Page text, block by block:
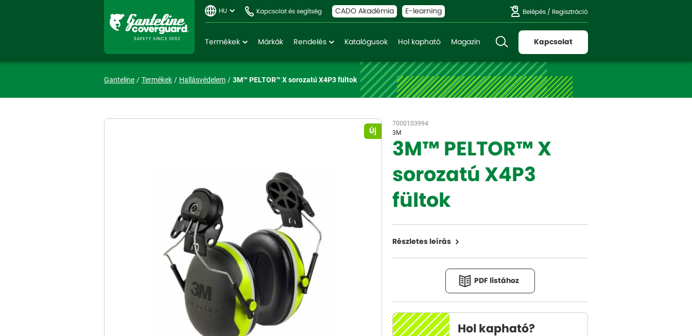
HU Kapcsolat és segítség CADO Akadémia E-learning Belépés / Regisztráció
Termékek Márkák Rendelés Katalógusok Hol kapható Magazin Kapcsolat
Ganteline Termékek Hallásvédelem 3M™ PELTOR™ X sorozatú X4P3 fültok
Új
7000103994
3M
3M™ PELTOR™ X
sorozatú X4P3
fültok
Részletes leírás
PDF listához
Hol kapható?